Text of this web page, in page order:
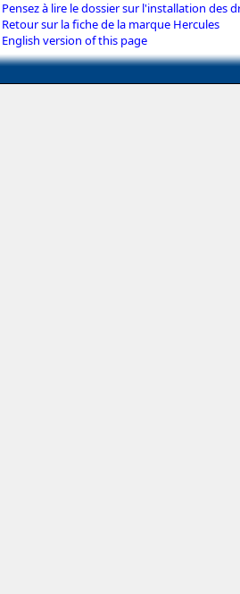
Pensez à lire le dossier sur l'installation des
Retour sur la fiche de la marque Hercules
English version of this page